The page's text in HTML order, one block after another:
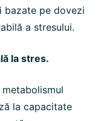
bazate pe dovezi
a stresului.
la stres.
la capacitate